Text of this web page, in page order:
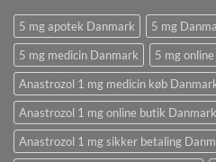
5 mg apotek Danmark 5 mg
5 mg medicin Danmark
5 mg
Anastrozol 1 mg medicin køb
Anastrozol 1 mg online butik Danmark
Anastrozol 1 mg sikker betaling